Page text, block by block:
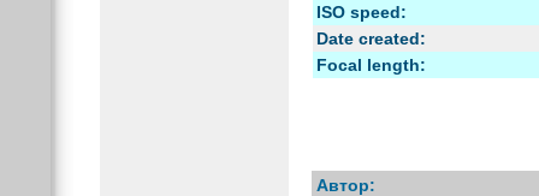
ISO speed:
Date created:
Focal length:
Автор: